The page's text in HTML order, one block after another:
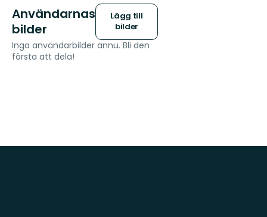
Användarnas
bilder
Lägg till
bilder
Inga användarbilder ännu. Bli den
första att dela!